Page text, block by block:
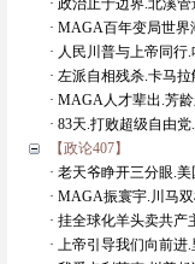
· 政治止于边界.北溪
· MAGA百年变局世界
· 人民川普与上帝同行
· 左派自相残杀.卡马拉
· MAGA人才辈出.芳
· 83天.打败超级自由
【政论407】
· 老天爷睁开三分眼.美
· MAGA振寰宇.川马
· 挂全球化羊头卖共产
· 上帝引导我们向前进